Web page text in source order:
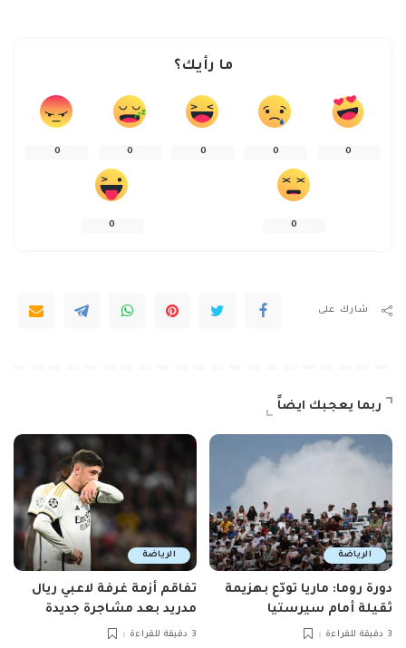
ما رأيك؟
0
0
0
0
0
0
0
شارك على
ربما يعجبك ايضاً
الرياضة
دورة روما: ماريا تودّع بهزيمة
ثقيلة أمام سيرستيا
3 دقيقة للقراءة
الرياضة
تفاقم أزمة غرفة لاعبي ريال
مدريد بعد مشاجرة جديدة
3 دقيقة للقراءة